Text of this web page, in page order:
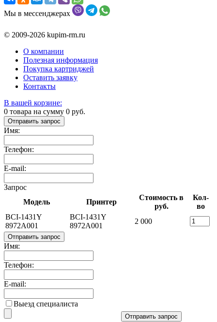
Мы в мессенджерах
© 2009-2026 kupim-rm.ru
О компании
Полезная информация
Покупка картриджей
Оставить заявку
Контакты
В вашей корзине:
0 товара на сумму 0 руб.
Отправить запрос
Имя:
Телефон:
E-mail:
Запрос
Модель
Принтер
Стоимость в
руб.
Кол-
во
BCI-1431Y
8972A001
BCI-1431Y
8972A001
2 000
Отправить запрос
Имя:
Телефон:
E-mail:
Выезд специалиста
Отправить запрос